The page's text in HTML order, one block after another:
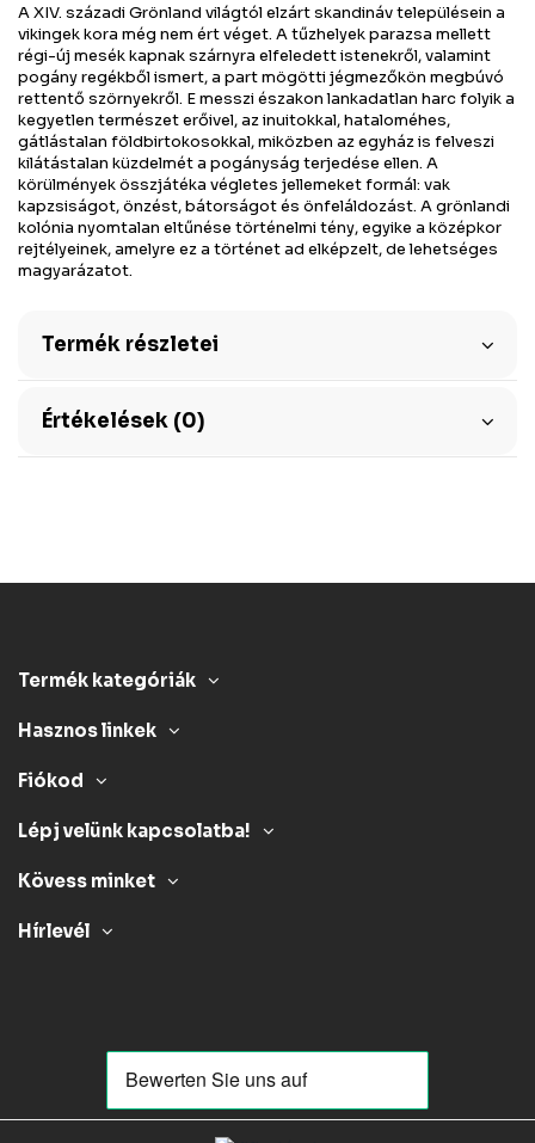
A XIV. századi Grönland világtól elzárt skandináv településein a
vikingek kora még nem ért véget. A tűzhelyek parazsa mellett
régi-új mesék kapnak szárnyra elfeledett istenekről, valamint
pogány regékből ismert, a part mögötti jégmezőkön megbúvó
rettentő szörnyekről. E messzi északon lankadatlan harc folyik a
kegyetlen természet erőivel, az inuitokkal, hataloméhes,
gátlástalan földbirtokosokkal, miközben az egyház is felveszi
kilátástalan küzdelmét a pogányság terjedése ellen. A
körülmények összjátéka végletes jellemeket formál: vak
kapzsiságot, önzést, bátorságot és önfeláldozást. A grönlandi
kolónia nyomtalan eltűnése történelmi tény, egyike a középkor
rejtélyeinek, amelyre ez a történet ad elképzelt, de lehetséges
magyarázatot.
Termék részletei
Értékelések (0)
Termék kategóriák
Hasznos linkek
Fiókod
Lépj velünk kapcsolatba!
Kövess minket
Hírlevél